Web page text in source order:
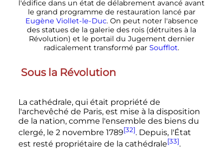
l'édifice dans un état de délabrement avancé avant
le grand programme de restauration lancé par
Eugène Viollet-le-Duc. On peut noter l'absence
des statues de la galerie des rois (détruites à la
Révolution) et le portail du Jugement dernier
radicalement transformé par Soufflot.
Sous la Révolution
La cathédrale, qui était propriété de
l'archevêché de Paris, est mise à la disposition
de la nation, comme l'ensemble des biens du
clergé, le 2 novembre 1789[32]. Depuis, l'État
est resté propriétaire de la cathédrale[33].